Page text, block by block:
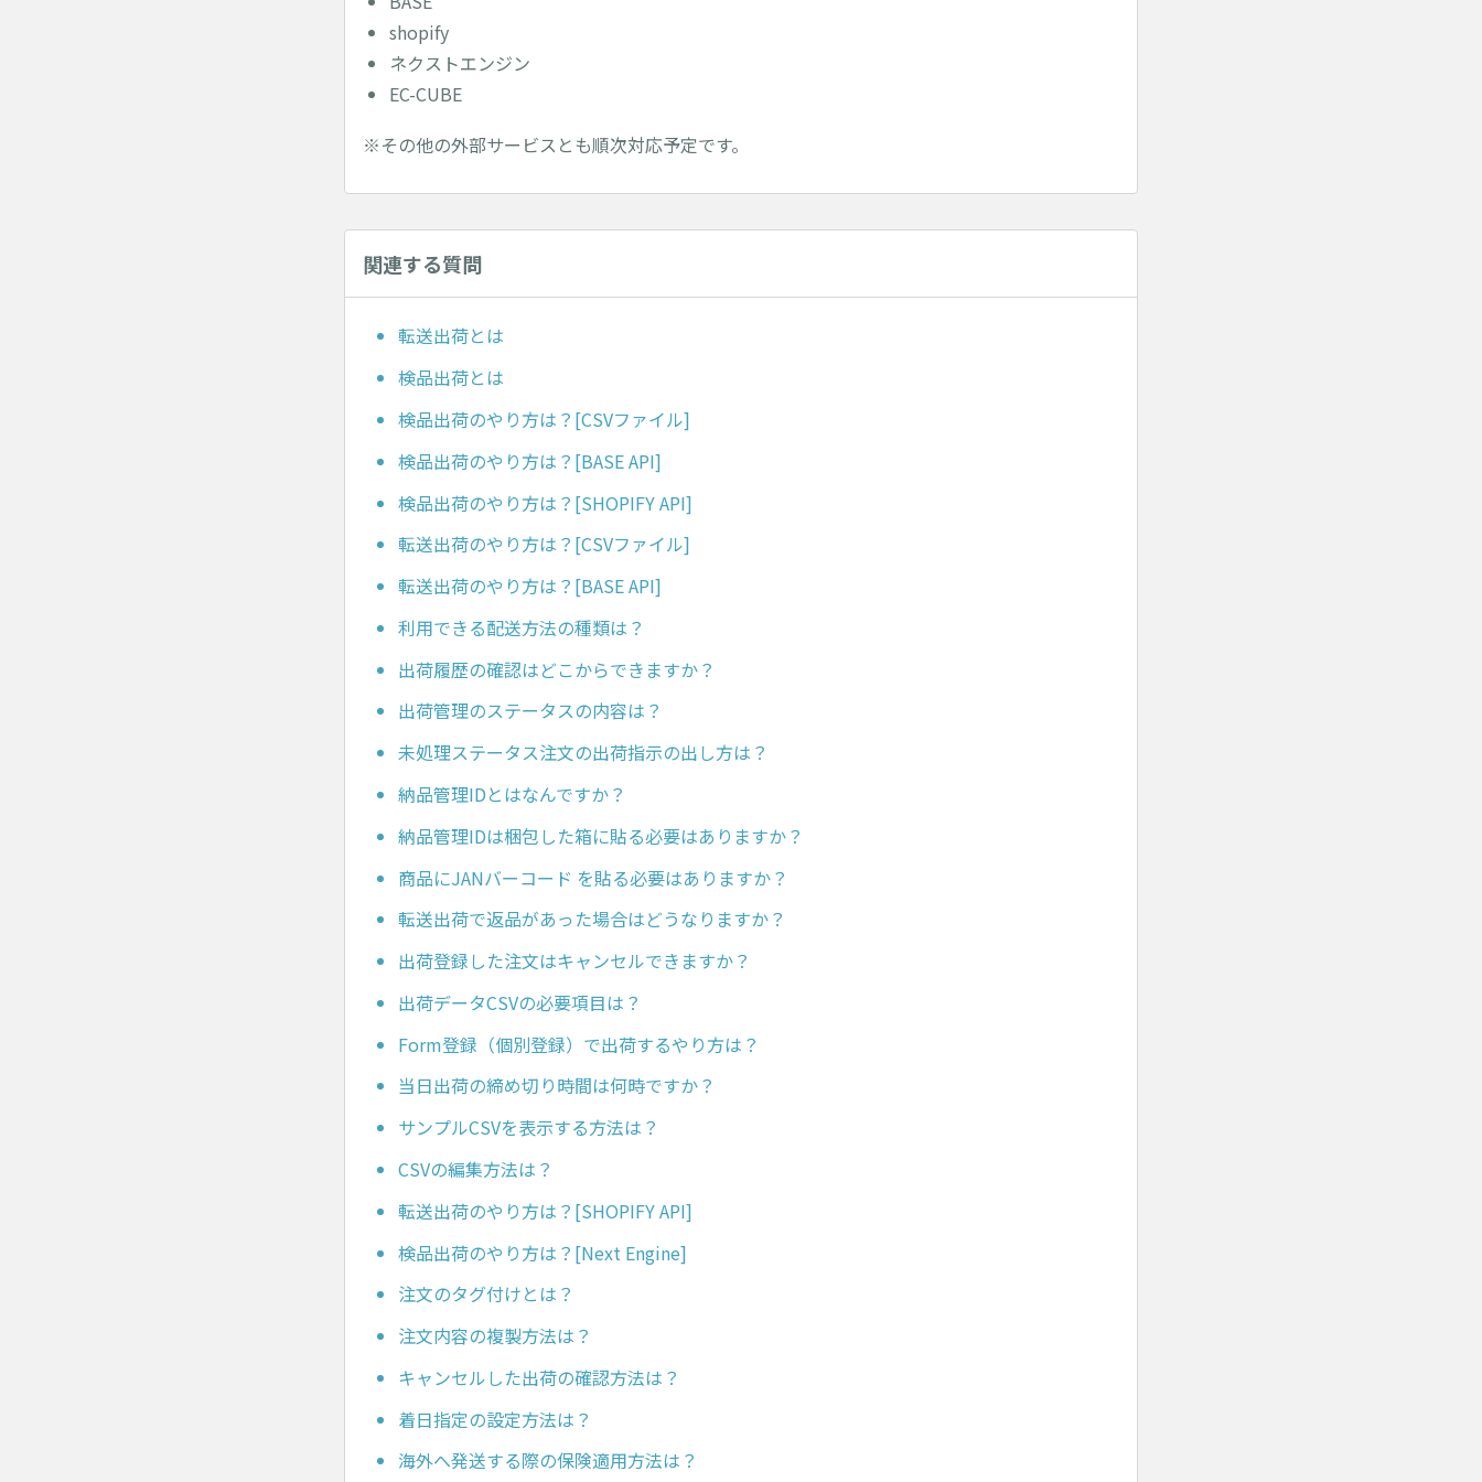
shopify
ネクストエンジン
EC-CUBE
※その他の外部サービスとも順次対応予定です。
関連する質問
転送出荷とは
検品出荷とは
検品出荷のやり方は？[CSVファイル]
検品出荷のやり方は？[BASE API]
検品出荷のやり方は？[SHOPIFY API]
転送出荷のやり方は？[CSVファイル]
転送出荷のやり方は？[BASE API]
利用できる配送方法の種類は？
出荷履歴の確認はどこからできますか？
出荷管理のステータスの内容は？
未処理ステータス注文の出荷指示の出し方は？
納品管理IDとはなんですか？
納品管理IDは梱包した箱に貼る必要はありますか？
商品にJANバーコード を貼る必要はありますか？
転送出荷で返品があった場合はどうなりますか？
出荷登録した注文はキャンセルできますか？
出荷データCSVの必要項目は？
Form登録（個別登録）で出荷するやり方は？
当日出荷の締め切り時間は何時ですか？
サンプルCSVを表示する方法は？
CSVの編集方法は？
転送出荷のやり方は？[SHOPIFY API]
検品出荷のやり方は？[Next Engine]
注文のタグ付けとは？
注文内容の複製方法は？
キャンセルした出荷の確認方法は？
着日指定の設定方法は？
海外へ発送する際の保険適用方法は？